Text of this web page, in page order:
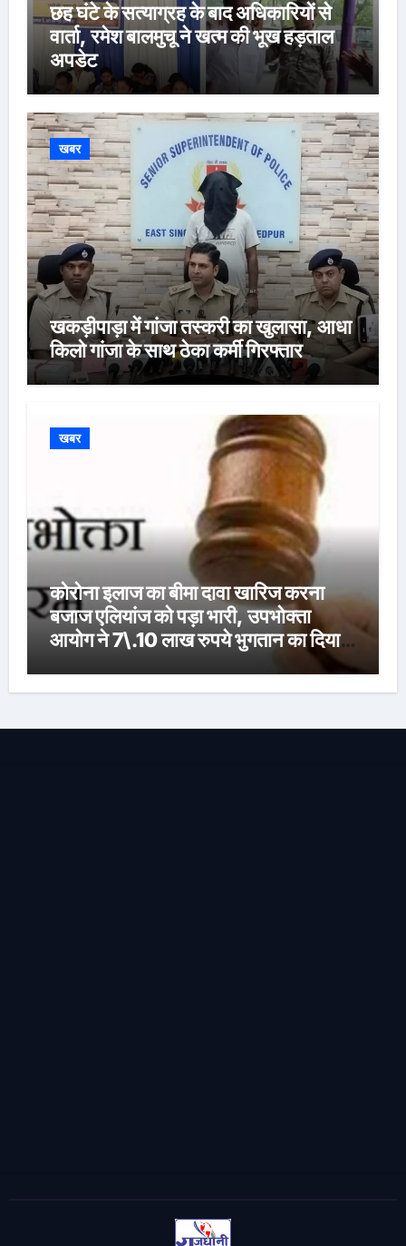
छह घंटे के सत्याग्रह के बाद अधिकारियों से
वार्ता, रमेश बालमुचू ने खत्म की भूख हड़ताल
अपडेट
खबर
खकड़ीपाड़ा में गांजा तस्करी का खुलासा, आधा
किलो गांजा के साथ ठेका कर्मी गिरफ्तार
खबर
कोरोना इलाज का बीमा दावा खारिज करना
बजाज एलियांज को पड़ा भारी, उपभोक्ता
आयोग ने 7\.10 लाख रुपये भुगतान का दिया